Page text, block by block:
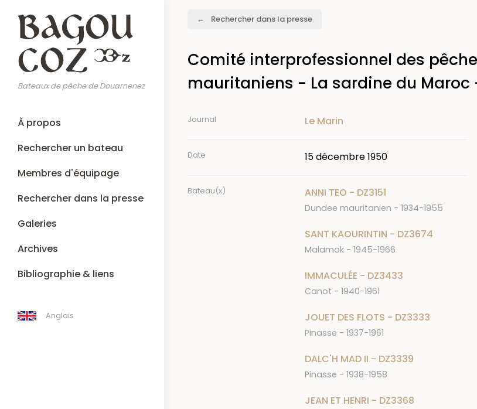
contenu
principal
Bateaux de pêche de Douarnenez
Main
navigation
À propos
Rechercher un bateau
Membres d'équipage
Rechercher dans la presse
Galeries
Archives
Bibliographie & liens
Anglais
Rechercher dans la presse
Comité interprofessionnel des
mauritaniens - La sardine du
Journal Le Marin
Date 15 décembre 1950
Bateau(x) ANNI TEO - DZ3151
Dundee mauritanien - 1934-1955
SANT KAOURINTIN - DZ3674
Malamok - 1945-1966
IMMACULÉE - DZ3433
Canot - 1940-1961
JOUET DES FLOTS - DZ3333
Pinasse - 1937-1961
DALC'H MAD II - DZ3339
Pinasse - 1938-1958
JEAN ET HENRI - DZ3368